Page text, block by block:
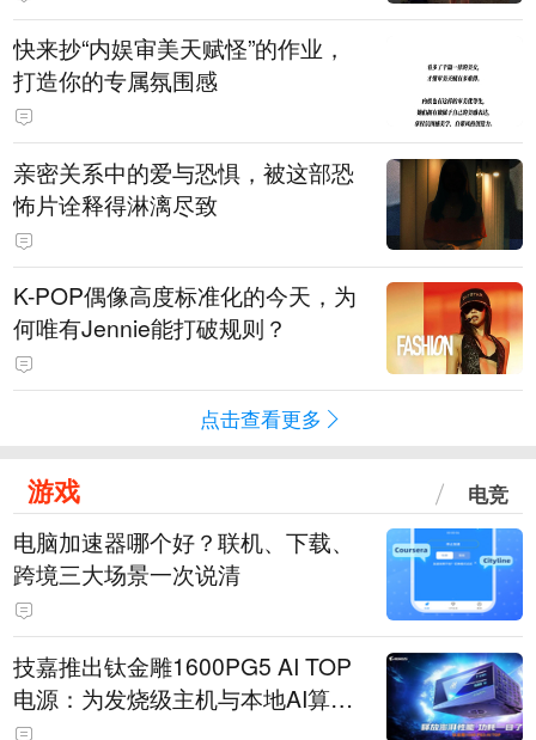
快来抄“内娱审美天赋怪”的作业，
打造你的专属氛围感
亲密关系中的爱与恐惧，被这部恐
怖片诠释得淋漓尽致
K-POP偶像高度标准化的今天，为
何唯有Jennie能打破规则？
点击查看更多
游戏 电竞
电脑加速器哪个好？联机、下载、
跨境三大场景一次说清
技嘉推出钛金雕1600PG5 AI TOP
电源：为发烧级主机与本地AI算力
打造旗舰供电方案